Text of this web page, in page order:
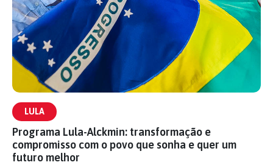
LULA
Programa Lula-Alckmin: transformação e
compromisso com o povo que sonha e quer um
futuro melhor